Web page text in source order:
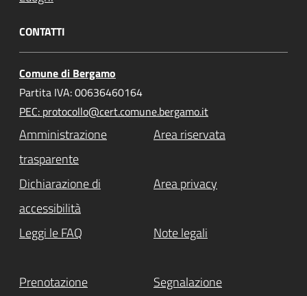
CONTATTI
Comune di Bergamo
Partita IVA: 00636460164
PEC: protocollo@cert.comune.bergamo.it
Amministrazione
trasparente
Area riservata
Dichiarazione di
accessibilità
Area privacy
Leggi le FAQ Note legali
Prenotazione
Segnalazione